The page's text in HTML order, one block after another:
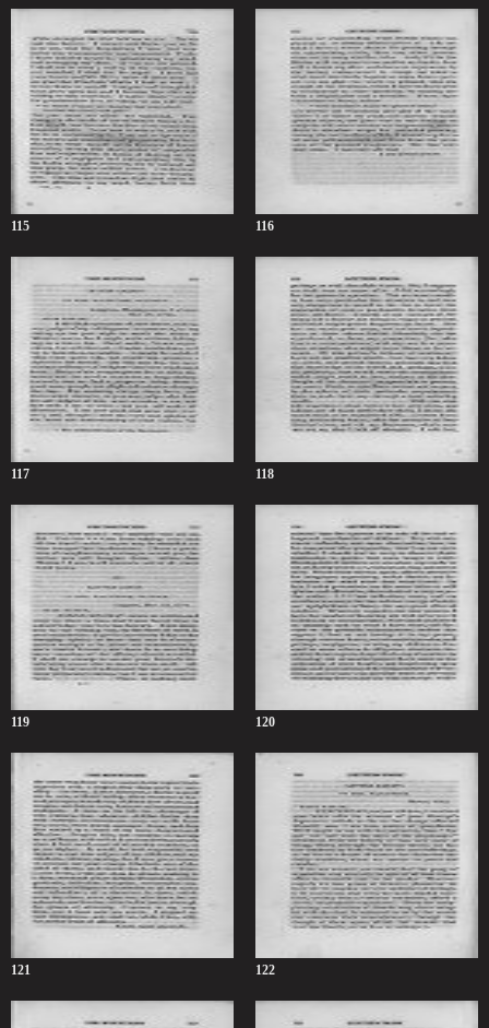
115 116
117 118
119 120
121 122